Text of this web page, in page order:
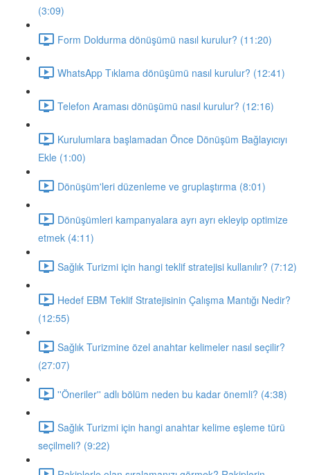
(3:09)
Form Doldurma dönüşümü nasıl kurulur? (11:20)
WhatsApp Tıklama dönüşümü nasıl kurulur? (12:41)
Telefon Araması dönüşümü nasıl kurulur? (12:16)
Kurulumlara başlamadan Önce Dönüşüm Bağlayıcıyı
Ekle (1:00)
Dönüşüm'leri düzenleme ve gruplaştırma (8:01)
Dönüşümleri kampanyalara ayrı ayrı ekleyip optimize
etmek (4:11)
Sağlık Turizmi için hangi teklif stratejisi kullanılır? (7:12)
Hedef EBM Teklif Stratejisinin Çalışma Mantığı Nedir?
(12:55)
Sağlık Turizmine özel anahtar kelimeler nasıl seçilir?
(27:07)
''Öneriler'' adlı bölüm neden bu kadar önemli? (4:38)
Sağlık Turizmi için hangi anahtar kelime eşleme türü
seçilmeli? (9:22)